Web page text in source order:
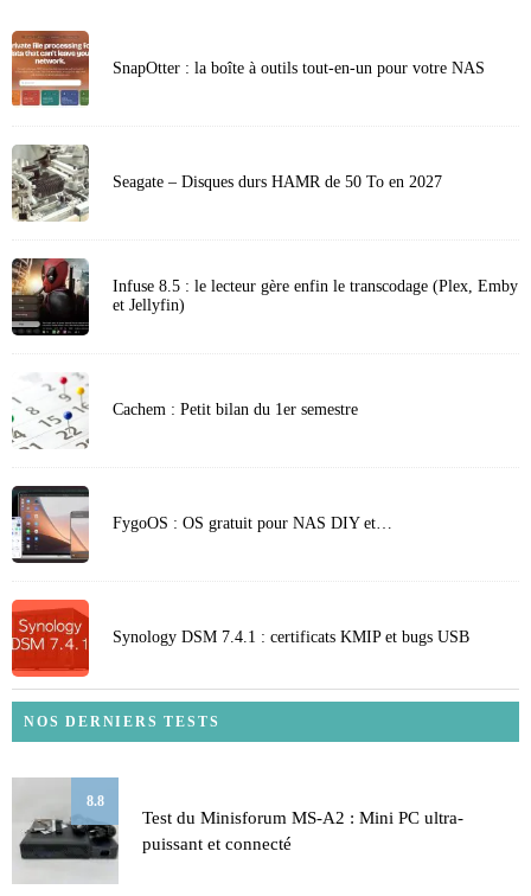
SnapOtter : la boîte à outils tout-en-un pour votre NAS
Seagate – Disques durs HAMR de 50 To en 2027
Infuse 8.5 : le lecteur gère enfin le transcodage (Plex, Emby
et Jellyfin)
Cachem : Petit bilan du 1er semestre
FygoOS : OS gratuit pour NAS DIY et…
Synology DSM 7.4.1 : certificats KMIP et bugs USB
NOS DERNIERS TESTS
8.8
Test du Minisforum MS-A2 : Mini PC ultra-
puissant et connecté